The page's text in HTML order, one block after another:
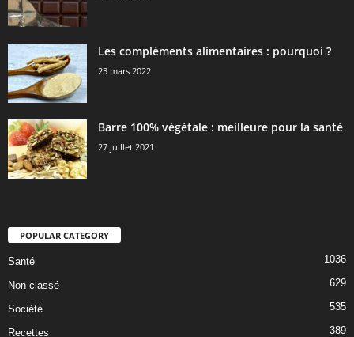
Les compléments alimentaires : pourquoi ?
23 mars 2022
Barre 100% végétale : meilleure pour la santé
27 juillet 2021
POPULAR CATEGORY
Santé 1036
Non classé 629
Société 535
Recettes 389